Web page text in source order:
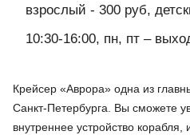
взрослый - 300 руб,
10:30-16:00, пн, пт –
Крейсер «Аврора» одна из
Санкт-Петербурга. Вы сможете
внутреннее устройство